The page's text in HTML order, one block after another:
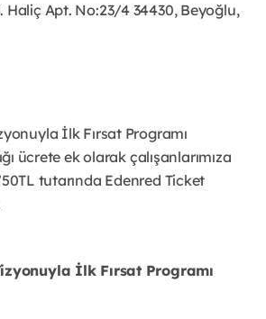
Haliç Apt. No:23/4 34430, Beyoğlu,
İlk Fırsat Programı
ücrete ek olarak çalışanlarımıza
tutarında Edenred Ticket
İlk Fırsat Programı